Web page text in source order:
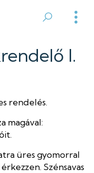
I.
rendelés.
magával:
üres gyomorral
Szénsavas